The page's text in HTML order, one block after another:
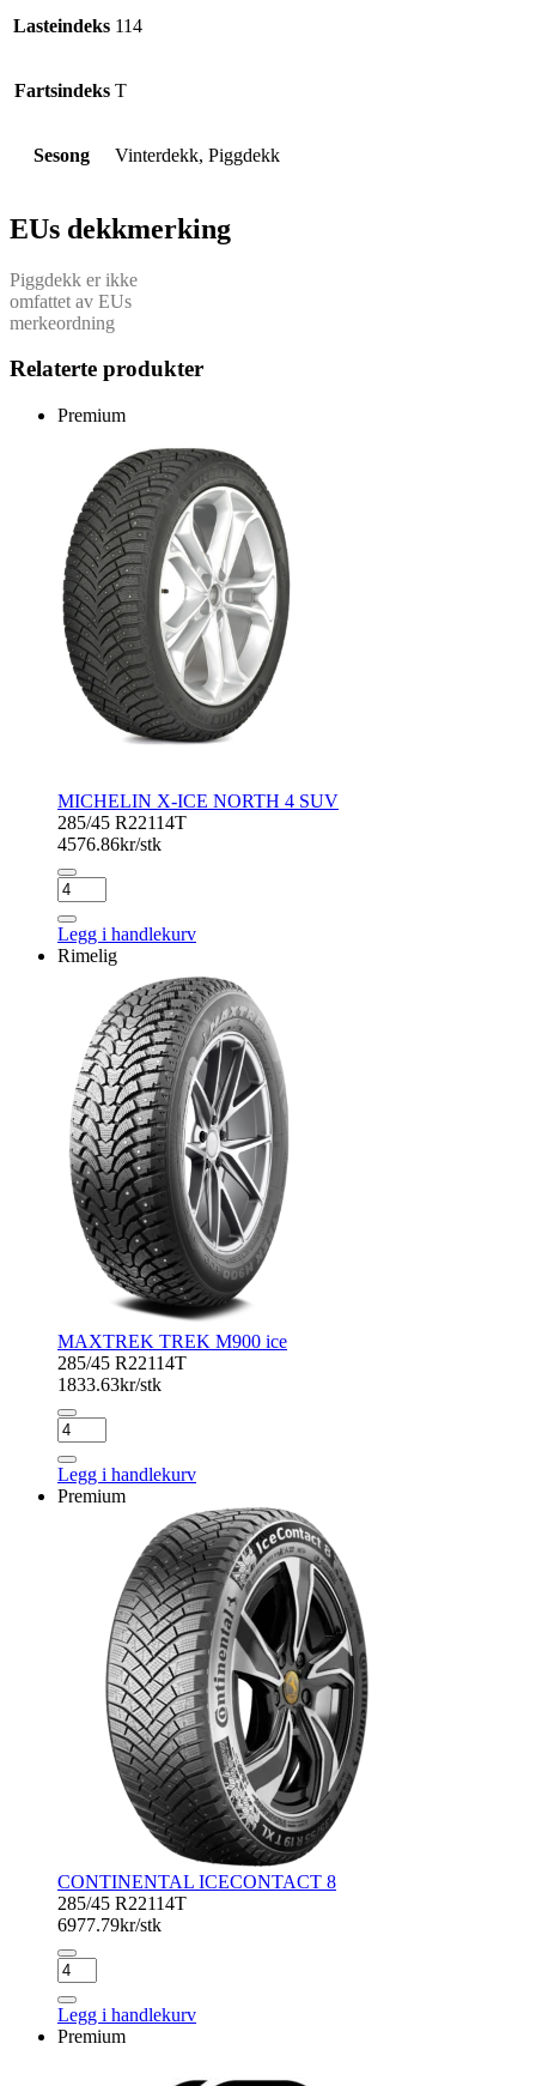
Lasteindeks 114
Fartsindeks T
Sesong Vinterdekk, Piggdekk
EUs dekkmerking
Piggdekk er ikke
omfattet av EUs
merkeordning
Relaterte produkter
Premium
MICHELIN X-ICE NORTH 4 SUV
285/45 R22114T
4576.86kr/stk
MICHELIN
X-
ICE
NORTH
Legg i handlekurv
Rimelig
MAXTREK TREK M900 ice
285/45 R22114T
1833.63kr/stk
MAXTREK
TREK
M900
ice
Legg i handlekurv
Premium
CONTINENTAL ICECONTACT 8
285/45 R22114T
6977.79kr/stk
CONTINENTAL
ICECONTACT
8
antall
Legg i handlekurv
Premium